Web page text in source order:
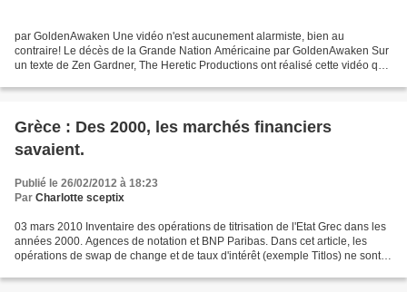
par GoldenAwaken Une vidéo n'est aucunement alarmiste, bien au
contraire! Le décès de la Grande Nation Américaine par GoldenAwaken Sur
un texte de Zen Gardner, The Heretic Productions ont réalisé cette vidéo qui
Grèce : Des 2000, les marchés financiers
savaient.
Publié le 26/02/2012 à 18:23
Par Charlotte sceptix
03 mars 2010 Inventaire des opérations de titrisation de l'Etat Grec dans les
années 2000. Agences de notation et BNP Paribas. Dans cet article, les
opérations de swap de change et de taux d'intérêt (exemple Titlos) ne sont